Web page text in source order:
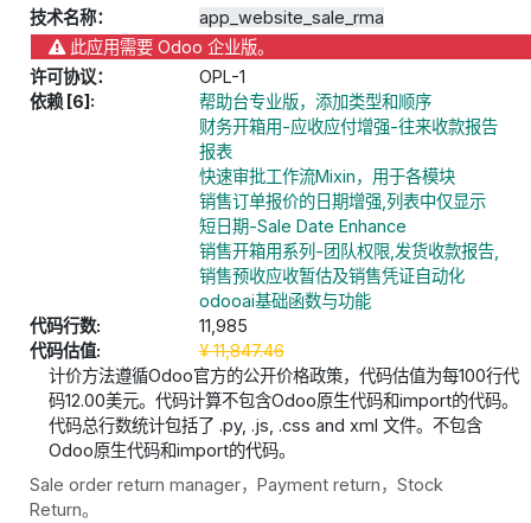
技术名称：
app_website_sale_rma
此应用需要 Odoo 企业版。
许可协议：
OPL-1
依赖 [6]:
帮助台专业版，添加类型和顺序
财务开箱用-应收应付增强-往来收款报告
报表
快速审批工作流Mixin，用于各模块
销售订单报价的日期增强,列表中仅显示
短日期-Sale Date Enhance
销售开箱用系列-团队权限,发货收款报告,
销售预收应收暂估及销售凭证自动化
odooai基础函数与功能
代码行数:
11,985
代码估值:
¥11,847.46
计价方法遵循Odoo官方的公开价格政策，代码估值为每100行代
码12.00美元。代码计算不包含Odoo原生代码和import的代码。
代码总行数统计包括了 .py, .js, .css and xml 文件。不包含
Odoo原生代码和import的代码。
Sale order return manager，Payment return，Stock
Return。